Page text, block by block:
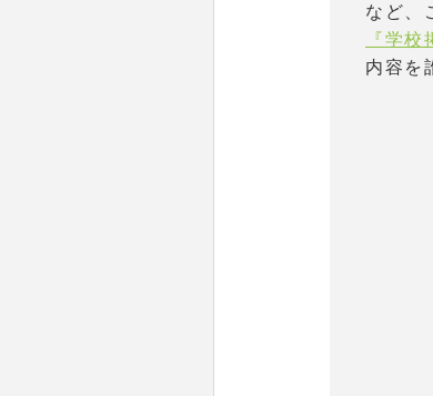
など、
『学校
内容を